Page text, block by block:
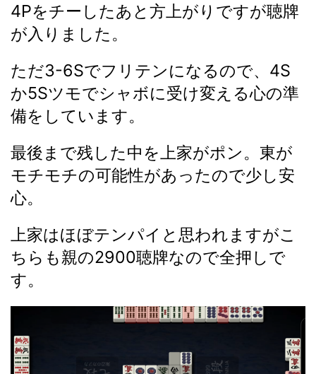
4Pをチーしたあと方上がりですが聴牌
が入りました。
ただ3-6Sでフリテンになるので、4S
か5Sツモでシャボに受け変える心の準
備をしています。
最後まで残した中を上家がポン。東が
モチモチの可能性があったので少し安
心。
上家はほぼテンパイと思われますがこ
ちらも親の2900聴牌なので全押しで
す。